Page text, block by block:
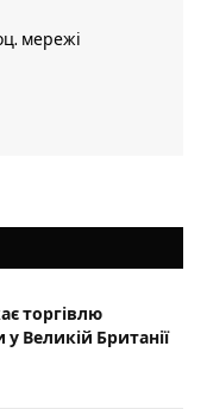
мережі
торгівлю
Великій Британії